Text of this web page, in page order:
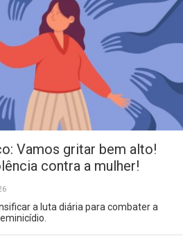
Vamos gritar bem alto!
contra a mulher!
a luta diária para combater a